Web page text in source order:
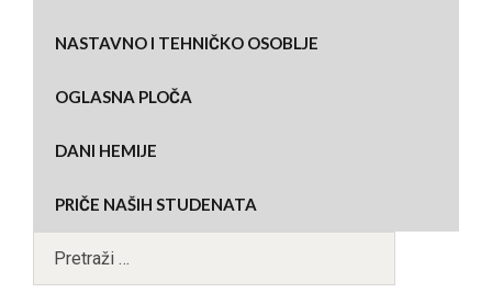
NASTAVNO I TEHNIČKO OSOBLJE
OGLASNA PLOČA
DANI HEMIJE
PRIČE NAŠIH STUDENATA